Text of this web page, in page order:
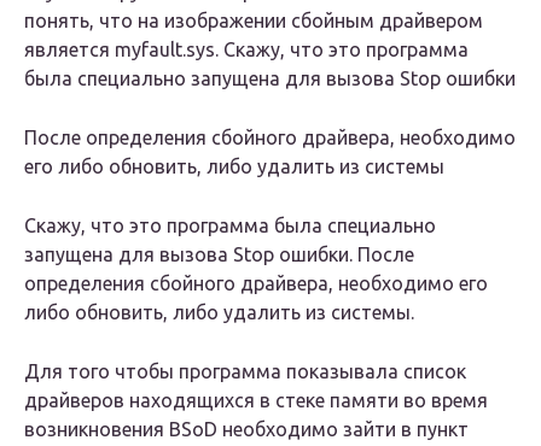
понять, что на изображении сбойным драйвером
является myfault.sys. Скажу, что это программа
была специально запущена для вызова Stop ошибки
После определения сбойного драйвера, необходимо
его либо обновить, либо удалить из системы
Скажу, что это программа была специально
запущена для вызова Stop ошибки. После
определения сбойного драйвера, необходимо его
либо обновить, либо удалить из системы.
Для того чтобы программа показывала список
драйверов находящихся в стеке памяти во время
возникновения BSoD необходимо зайти в пункт